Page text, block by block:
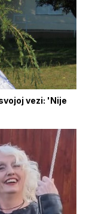
vezi: 'Nije